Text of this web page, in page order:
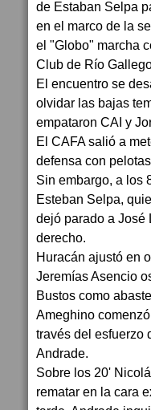
de Estaban Selpa
en el marco de la
el "Globo" marcha
Club de Río
El encuentro se
olvidar las bajas
empataron CAI y
El CAFA salió a
defensa con
Sin embargo, a los
Esteban Selpa,
dejó parado a José
derecho.
Huracán ajustó en
Jeremías Asencio
Bustos como
Ameghino
través del esfuerzo
Andrade.
Sobre los 20'
rematar en la cara